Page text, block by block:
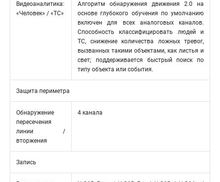
Видеоаналитика:
«Человек» / «ТС»
Алгоритм обнаружения движения 2.0 на
основе глубокого обучения по умолчанию
включен для всех аналоговых каналов.
Способность классифицировать людей и
ТС, снижение количества ложных тревог,
вызванных такими объектами, как листья и
свет; поддерживается быстрый поиск по
типу объекта или события.
Защита периметра
Обнаружение
пересечения
линии /
вторжения
4 канала
Запись